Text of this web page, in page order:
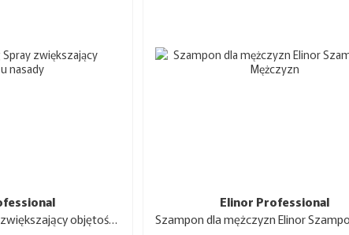
aktualnych terminów ważności.
Szybka dostawa🚚 na terenie całej Ukrainy
Elinor Volumizing Spray zwiększający objętość u nasady 200 ml
Elinor Professional